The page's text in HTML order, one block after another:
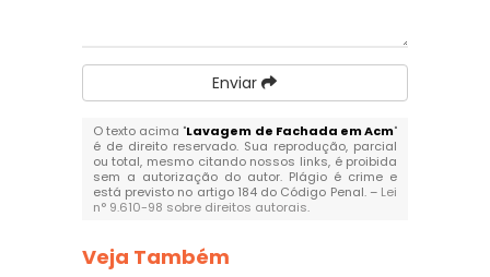
Enviar
O texto acima "Lavagem de Fachada em Acm"
é de direito reservado. Sua reprodução, parcial
ou total, mesmo citando nossos links, é proibida
sem a autorização do autor. Plágio é crime e
está previsto no artigo 184 do Código Penal. – Lei
n° 9.610-98 sobre direitos autorais.
Veja Também